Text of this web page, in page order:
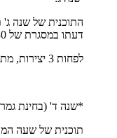
התוכנית של שנה
דעתו במסגרת של 30 דקות. יש לבחור
לפחות 3 יצירות, מתוכן יצירה אחת במלואה.
*שנה ד' (בחינת
תוכנית של שעה